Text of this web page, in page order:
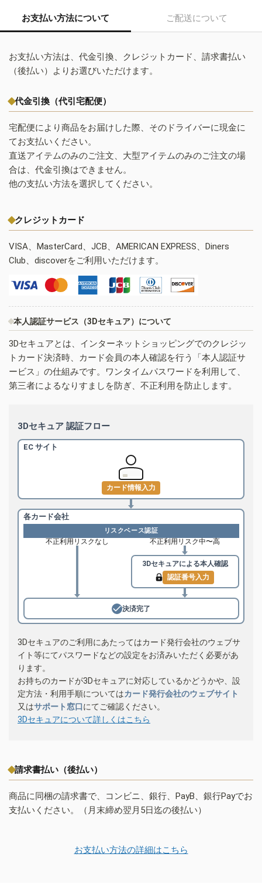
お支払い方法について ご配送について
お支払い方法は、代金引換、クレジットカード、請求書払い
（後払い）よりお選びいただけます。
代金引換（代引宅配便）
宅配便により商品をお届けした際、そのドライバーに現金に
てお支払いください。
直送アイテムのみのご注文、大型アイテムのみのご注文の場
合は、代金引換はできません。
他の支払い方法を選択してください。
クレジットカード
VISA、MasterCard、JCB、AMERICAN EXPRESS、Diners
Club、discoverをご利用いただけます。
本人認証サービス（3Dセキュア）について
3Dセキュアとは、インターネットショッピングでのクレジッ
トカード決済時、カード会員の本人確認を行う「本人認証サ
ービス」の仕組みです。ワンタイムパスワードを利用して、
第三者によるなりすましを防ぎ、不正利用を防止します。
3Dセキュア 認証フロー
EC サイト
カード情報入力
各カード会社
リスクベース認証
不正利用リスクなし 不正利用リスク中〜高
3Dセキュアによる本人確認
認証番号入力
決済完了
3Dセキュアのご利用にあたってはカード発行会社のウェブサ
イト等にてパスワードなどの設定をお済みいただく必要があ
ります。
お持ちのカードが3Dセキュアに対応しているかどうかや、設
定方法・利用手順についてはカード発行会社のウェブサイト
又はサポート窓口にてご確認ください。
3Dセキュアについて詳しくはこちら
請求書払い（後払い）
商品に同梱の請求書で、コンビニ、銀行、PayB、銀行Payでお
支払いください。（月末締め翌月5日迄の後払い）
お支払い方法の詳細はこちら